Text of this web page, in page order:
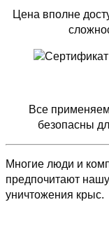
Цена вполне
Все
безопасны
Многие люди и
предпочитают
уничтожения крыс.